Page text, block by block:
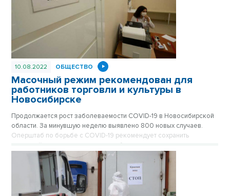
10.08.2022 ОБЩЕСТВО
Масочный режим рекомендован для
работников торговли и культуры в
Новосибирске
Продолжается рост заболеваемости COVID-19 в Новосибирской
области. За минувшую неделю выявлено 800 новых случаев.
Оперштаб по борьбе с COVID-19 рекомендует сохранить
масочный режим при посещении общественного транспорта, а
также для работников торговли и учреждений культуры.